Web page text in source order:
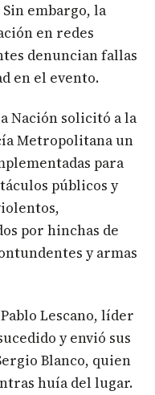
embargo, la
en redes
denuncian fallas
en el evento.
Nación solicitó a la
Metropolitana un
para
públicos y
por hinchas de
y armas
Lescano, líder
y envió sus
Blanco, quien
huía del lugar.